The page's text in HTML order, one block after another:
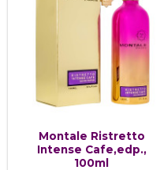
Montale Ristretto
Intense Cafe,edp.,
100ml